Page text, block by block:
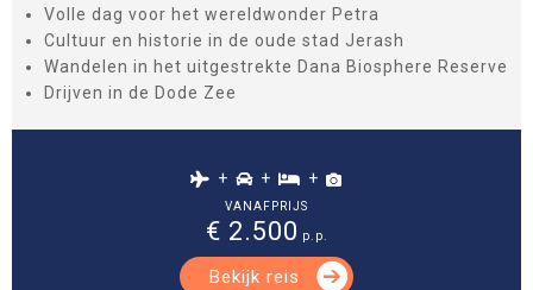
Volle dag voor het wereldwonder Petra
Cultuur en historie in de oude stad Jerash
Wandelen in het uitgestrekte Dana Biosphere Reserve
Drijven in de Dode Zee
+ + +
VANAFPRIJS
€ 2.500 p.p.
Bekijk reis